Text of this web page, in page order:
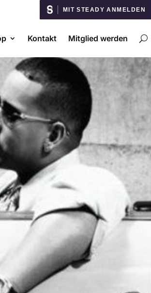
MIT STEADY ANMELDEN
Kontakt Mitglied werden